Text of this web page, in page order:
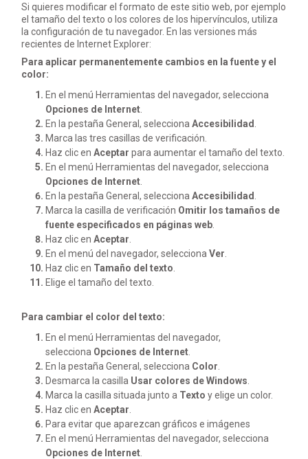
Si quieres modificar el formato de este sitio web, por ejemplo
el tamaño del texto o los colores de los hipervínculos, utiliza
la configuración de tu navegador. En las versiones más
recientes de Internet Explorer:
Para aplicar permanentemente cambios en la fuente y el
color:
En el menú Herramientas del navegador, selecciona
Opciones de Internet
En la pestaña General, seleccionaAccesibilidad
Marca las tres casillas de verificación.
Haz clic en Aceptar para aumentar el tamaño del texto.
En el menú Herramientas del navegador, selecciona
Opciones de Internet
En la pestaña General, seleccionaAccesibilidad
Marca la casilla de verificación Omitir los tamaños de
fuente especificados en páginas web
Haz clic en Aceptar
En el menú del navegador, seleccionaVer
Haz clic en Tamaño del texto
Elige el tamaño del texto.
Para cambiar el color del texto:
En el menú Herramientas del navegador,
selecciona Opciones de Internet
En la pestaña General, selecciona Color
Desmarca la casilla Usar colores de Windows
Marca la casilla situada junto a Texto y elige un color.
Haz clic en Aceptar
Para evitar que aparezcan gráficos e imágenes
En el menú Herramientas del navegador, selecciona
Opciones de Internet